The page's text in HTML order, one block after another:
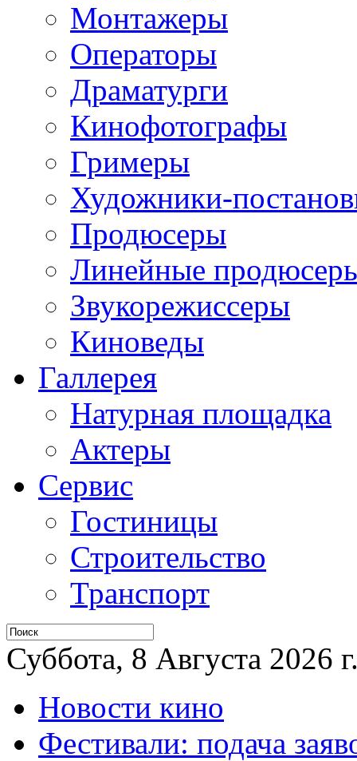
Монтажеры
Операторы
Драматурги
Кинофотографы
Гримеры
Художники-
Продюсеры
Линейные
Звукорежиссеры
Киноведы
Галлерея
Натурная площадка
Актеры
Сервис
Гостиницы
Строительство
Транспорт
Суббота, 8 Августа 2026
Новости кино
Фестивали: подача